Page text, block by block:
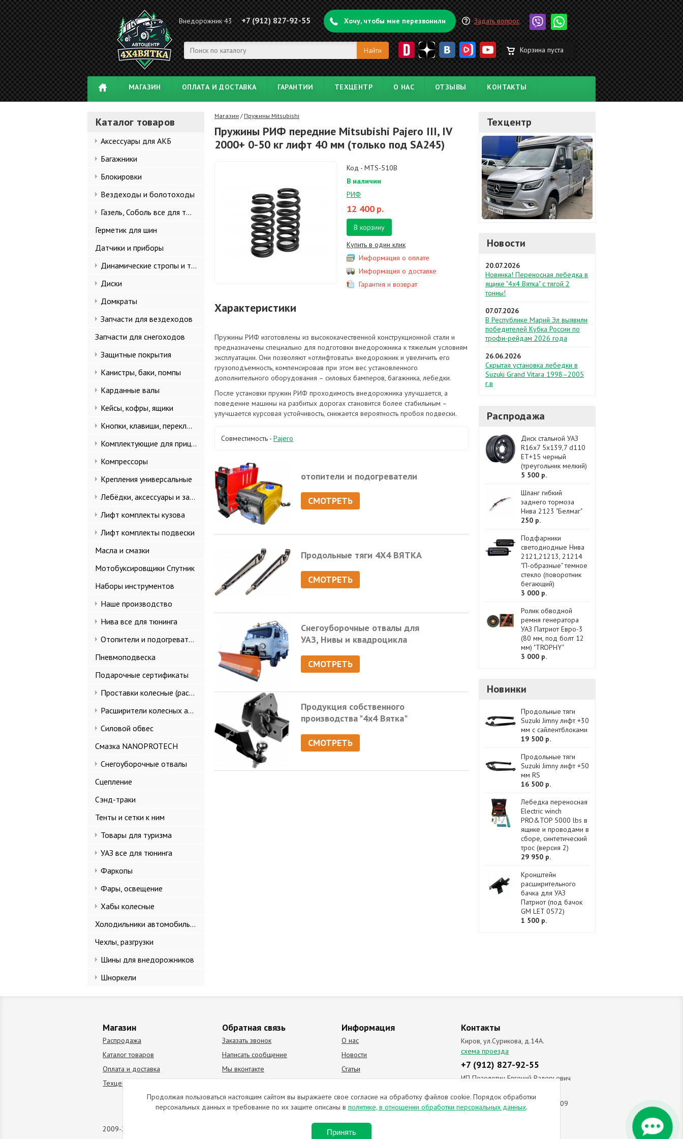
Внедорожник 43 +7 (912) 827-92-55 Хочу, чтобы мне перезвонили Задать вопрос
Корзина пуста
МАГАЗИН ОПЛАТА И ДОСТАВКА ГАРАНТИИ ТЕХЦЕНТР О НАС ОТЗЫВЫ КОНТАКТЫ
Каталог товаров
Аксессуары для АКБ
Багажники
Блокировки
Вездеходы и болотоходы
Газель, Соболь все для тюнинга
Герметик для шин
Датчики и приборы
Динамические стропы и такелаж
Диски
Домкраты
Запчасти для вездеходов
Запчасти для снегоходов
Защитные покрытия
Канистры, баки, помпы
Карданные валы
Кейсы, кофры, ящики
Кнопки, клавиши, переключатели
Комплектующие для прицепов
Компрессоры
Крепления универсальные
Лебёдки, аксессуары и запчасти
Лифт комплекты кузова
Лифт комплекты подвески
Масла и смазки
Мотобуксировщики Спутник
Наборы инструментов
Наше производство
Нива все для тюнинга
Отопители и подогреватели
Пневмоподвеска
Подарочные сертификаты
Проставки колесные (расширители колеи)
Расширители колесных арок и брызговики
Силовой обвес
Смазка NANOPROTECH
Снегоуборочные отвалы
Сцепление
Сэнд-траки
Тенты и сетки к ним
Товары для туризма
УАЗ все для тюнинга
Фаркопы
Фары, освещение
Хабы колесные
Холодильники автомобильные
Чехлы, разгрузки
Шины для внедорожников
Шноркели
Магазин / Пружины Mitsubishi
Пружины РИФ передние Mitsubishi Pajero III, IV
2000+ 0-50 кг лифт 40 мм (только под SA245)
Код - MTS-510B
В наличии
РИФ
12 400 р.
В корзину
Купить в один клик
Информация о оплате
Информация о доставке
Гарантия и возврат
Характеристики
Пружины РИФ изготовлены из высококачественной конструкционной стали и
предназначены специально для подготовки внедорожника к тяжелым условиям
эксплуатации. Они позволяют «отлифтовать» внедорожник и увеличить его
грузоподъемность, компенсировав при этом вес установленного
дополнительного оборудования – силовых бамперов, багажника, лебедки.
После установки пружин РИФ проходимость внедорожника улучшается, а
поведение машины на разбитых дорогах становится более стабильным –
улучшается курсовая устойчивость, снижается вероятность пробоя подвески.
Совместимость - Pajero
отопители и подогреватели
СМОТРЕТЬ
Продольные тяги 4Х4 ВЯТКА
СМОТРЕТЬ
Снегоуборочные отвалы для
УАЗ, Нивы и квадроцикла
СМОТРЕТЬ
Продукция собственного
производства "4х4 Вятка"
СМОТРЕТЬ
Техцентр
Новости
20.07.2026
Новинка! Переносная лебедка в
ящике "4х4 Вятка" с тягой 2
тонны!
07.07.2026
В Республике Марий Эл выявили
победителей Кубка России по
трофи-рейдам 2026 года
26.06.2026
Скрытая установка лебедки в
Suzuki Grand Vitara 1998–2005
г.в
Распродажа
Диск стальной УАЗ
R16х7 5x139,7 d110
ET+15 черный
(треугольник мелкий)
5 500 р.
Шланг гибкий
заднего тормоза
Нива 2123 "Белмаг"
250 р.
Подфарники
светодиодные Нива
2121,21213, 21214
"П-образные" темное
стекло (поворотник
бегающий)
3 000 р.
Ролик обводной
ремня генератора
УАЗ Патриот Евро-3
(80 мм, под болт 12
мм) "TROPHY"
3 000 р.
Новинки
Продольные тяги
Suzuki Jimny лифт +30
мм с сайлентблоками
19 500 р.
Продольные тяги
Suzuki Jimny лифт +50
мм RS
16 500 р.
Лебедка переносная
Electric winch
PRO&TOP 5000 lbs в
ящике и проводами в
сборе, синтетический
трос (версия 2)
29 950 р.
Кронштейн
расширительного
бачка для УАЗ
Патриот (под бачок
GM LET 0572)
1 500 р.
Магазин
Распродажа
Каталог товаров
Оплата и доставка
Техцентр
Обратная связь
Заказать звонок
Написать сообщение
Мы вконтакте
Информация
О нас
Новости
Статьи
Контакты
Киров, ул.Сурикова, д.14А.
схема проезда
+7 (912) 827-92-55
ИП Позолотин Евгений Валерьевич
ИНН 434537218055 / ОГРН ИП
309434505600123 от 25.02.2009
2009-2026 © Все права защищены. Копирование материалов запрещено. Отправляя любую форму на сайте, вы соглашаетесь с
Продолжая пользоваться настоящим сайтом вы выражаете свое согласие на обработку файлов cookie. Порядок обработки
персональных данных и требование по их защите описаны в политике, в отношении обработки персональных данных.
Принять